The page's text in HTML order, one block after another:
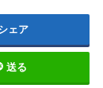
ェア
送る